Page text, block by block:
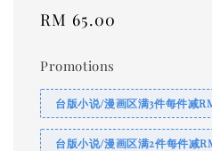
Regular
RM 65.00
Promotions
台版小说/漫画区满3件每件减
台版小说/漫画区满2件每件减